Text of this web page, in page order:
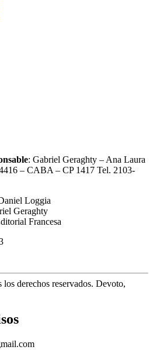
: Gabriel Geraghty – Ana Laura
– CABA – CP 1417 Tel. 2103-
Loggia
Geraghty
Francesa
los derechos reservados. Devoto,